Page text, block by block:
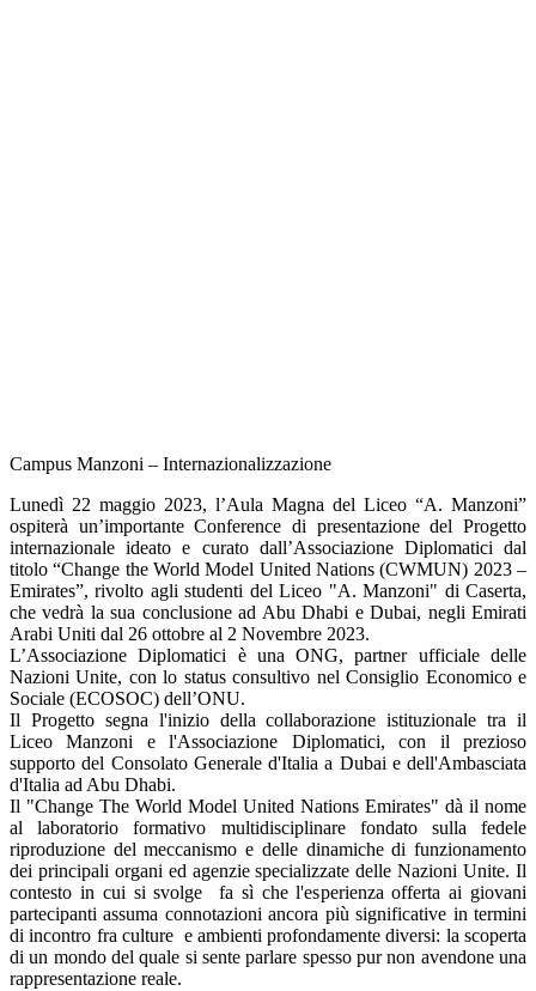
Campus Manzoni – Internazionalizzazione
Lunedì 22 maggio 2023, l’Aula Magna del Liceo “A. Manzoni”
ospiterà un’importante Conference di presentazione del Progetto
internazionale ideato e curato dall’Associazione Diplomatici dal
titolo “Change the World Model United Nations (CWMUN) 2023 –
Emirates”, rivolto agli studenti del Liceo "A. Manzoni" di Caserta,
che vedrà la sua conclusione ad Abu Dhabi e Dubai, negli Emirati
Arabi Uniti dal 26 ottobre al 2 Novembre 2023.
L’Associazione Diplomatici è una ONG, partner ufficiale delle
Nazioni Unite, con lo status consultivo nel Consiglio Economico e
Sociale (ECOSOC) dell’ONU.
Il Progetto segna l'inizio della collaborazione istituzionale tra il
Liceo Manzoni e l'Associazione Diplomatici, con il prezioso
supporto del Consolato Generale d'Italia a Dubai e dell'Ambasciata
d'Italia ad Abu Dhabi.
Il "Change The World Model United Nations Emirates" dà il nome
al laboratorio formativo multidisciplinare fondato sulla fedele
riproduzione del meccanismo e delle dinamiche di funzionamento
dei principali organi ed agenzie specializzate delle Nazioni Unite. Il
contesto in cui si svolge fa sì che l'esperienza offerta ai giovani
partecipanti assuma connotazioni ancora più significative in termini
di incontro fra culture e ambienti profondamente diversi: la scoperta
di un mondo del quale si sente parlare spesso pur non avendone una
rappresentazione reale.